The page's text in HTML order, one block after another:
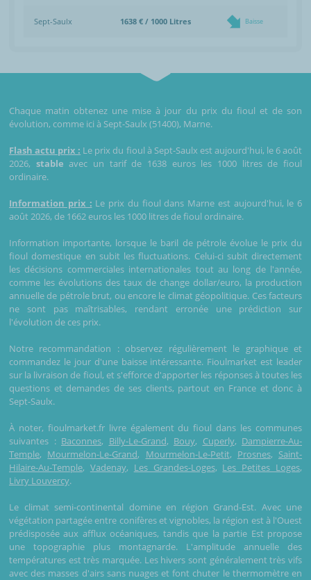
Sept-Saulx 1638 € / 1000 Litres Baisse
Chaque matin obtenez une mise à jour du prix du fioul et de son
évolution, comme ici à Sept-Saulx (51400), Marne.
Flash actu prix : Le prix du fioul à Sept-Saulx est aujourd'hui, le 6 août
2026, stable avec un tarif de 1638 euros les 1000 litres de fioul
ordinaire.
Information prix : Le prix du fioul dans Marne est aujourd'hui, le 6
août 2026, de 1662 euros les 1000 litres de fioul ordinaire.
Information importante, lorsque le baril de pétrole évolue le prix du
fioul domestique en subit les fluctuations. Celui-ci subit directement
les décisions commerciales internationales tout au long de l'année,
comme les évolutions des taux de change dollar/euro, la production
annuelle de pétrole brut, ou encore le climat géopolitique. Ces facteurs
ne sont pas maîtrisables, rendant erronée une prédiction sur
l'évolution de ces prix.
Notre recommandation : observez régulièrement le graphique et
commandez le jour d'une baisse intéressante. Fioulmarket est leader
sur la livraison de fioul, et s'efforce d'apporter les réponses à toutes les
questions et demandes de ses clients, partout en France et donc à
Sept-Saulx.
À noter, fioulmarket.fr livre également du fioul dans les communes
suivantes : Baconnes, Billy-Le-Grand, Bouy, Cuperly, Dampierre-Au-
Temple, Mourmelon-Le-Grand, Mourmelon-Le-Petit, Prosnes, Saint-
Hilaire-Au-Temple, Vadenay, Les Grandes-Loges, Les Petites Loges,
Livry Louvercy.
Le climat semi-continental domine en région Grand-Est. Avec une
végétation partagée entre conifères et vignobles, la région est à l'Ouest
prédisposée aux afflux océaniques, tandis que la partie Est propose
une topographie plus montagnarde. L'amplitude annuelle des
températures est très marquée. Les hivers sont généralement très vifs
avec des masses d'airs sans nuages et font chuter le thermomètre en